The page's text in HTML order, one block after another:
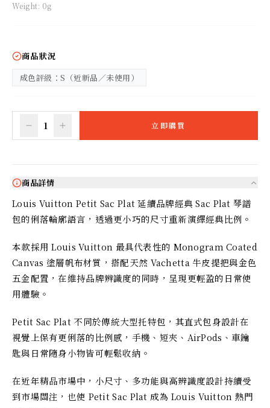
Weight: 0g
商品狀況
成色評級：S（近新品／未使用）
1 立即購買
商品詳情
Louis Vuitton Petit Sac Plat 延續品牌經典 Sac Plat 琴譜
包的俐落輪廓語言，透過更小巧的尺寸重新演繹經典比例。
本款採用 Louis Vuitton 最具代表性的 Monogram Coated
Canvas 塗層帆布材質，搭配天然 Vachetta 牛皮提把與金色
五金配置，在維持品牌辨識度的同時，呈現更輕盈的日常使
用體驗。
Petit Sac Plat 不同於傳統大型托特包，其直式包身設計在
視覺上保有更俐落的比例感，手機、短夾、AirPods、車鑰
匙與日常隨身小物皆可輕鬆收納。
在近年精品市場中，小尺寸、多功能與高辨識度設計持續受
到市場關注，也使 Petit Sac Plat 成為 Louis Vuitton 熱門